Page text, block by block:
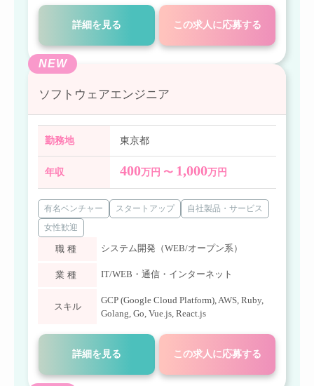
詳細を見る この求人に応募する
NEW
ソフトウェアエンジニア
勤務地 東京都
年収 400万円 〜 1,000万円
有名ベンチャー スタートアップ
自社製品・サービス
女性歓迎
職種 システム開発（WEB/オープン系）
業種 IT/WEB・通信・インターネット
スキル
GCP (Google Cloud Platform),AWS, Ruby,
Golang, Go, Vue.js, React.js
詳細を見る この求人に応募する